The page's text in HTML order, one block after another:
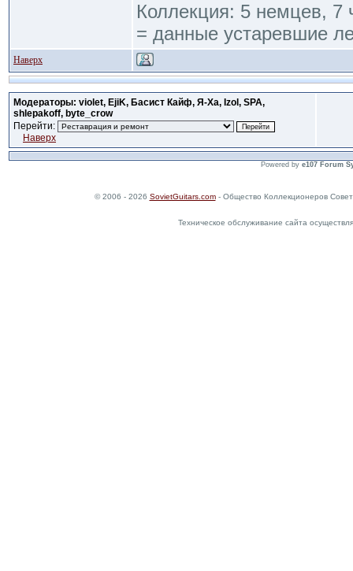
Коллекция: 5 немцев, 7
= данные устаревшие
Наверх
Модераторы: violet, EjiK, Басист Кайф, Я-Ха, Izol, SPA,
shlepakoff, byte_crow
Перейти:
Наверх
Powered by e107 Forum
© 2006 - 2026 SovietGuitars.com- Общество Коллекционеров
Техническое обслуживание сайта